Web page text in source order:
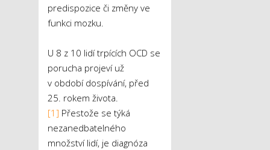
predispozice či změny ve
funkci mozku.
U 8 z 10 lidí trpících OCD se
porucha projeví už
v období dospívání, před
25. rokem života.
[1] Přestože se týká
nezanedbatelného
množství lidí, je diagnóza